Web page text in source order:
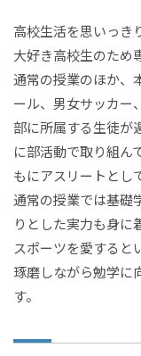
高校生活を思いっき
大好き高校生のため
通常の授業のほか、
ール、男女サッカー
部に所属する生徒が
に部活動で取り組ん
もにアスリートとし
通常の授業では基礎
りとした実力も身に
スポーツを愛すると
琢磨しながら勉学に
す。